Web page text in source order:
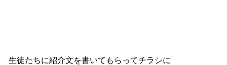
生徒たちに紹介文を書いてもらってチラシに